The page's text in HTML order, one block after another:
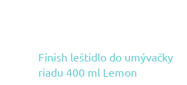
Finish leštidlo do umývačky
riadu 400 ml Lemon